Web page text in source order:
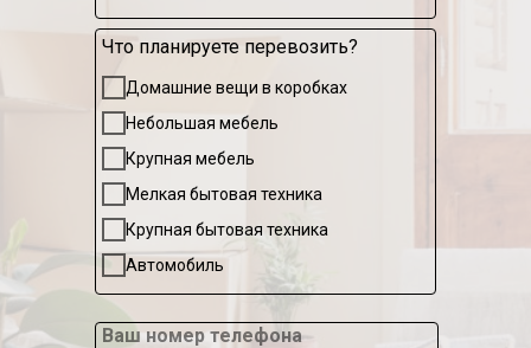
ТРАНСПОРТИРОВКИ
ПЕРЕЕЗД
Что планируете перевозить?
Домашние вещи в коробках
Небольшая мебель
Крупная мебель
Мелкая бытовая техника
Крупная бытовая техника
Автомобиль
Ваш номер телефона